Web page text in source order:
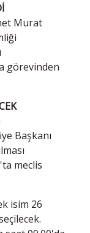
Murat
görevinden
Başkanı
meclis
isim 26